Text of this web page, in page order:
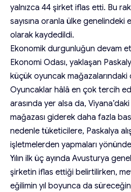
yalnızca 44 şirket iflas etti. Bu
sayısına oranla ülke genelindeki
olarak kaydedildi.
Ekonomik durgunluğun devam
Ekonomi Odası, yaklaşan
küçük oyuncak
Oyuncaklar hâlâ en çok tercih
arasında yer alsa da,
mağazası giderek daha fazla
nedenle tüketicilere, Paskalya
işletmelerden yapmaları yönünde
Yılın ilk üç ayında Avusturya
şirketin iflas ettiği belirtilirken,
eğilimin yıl boyunca da